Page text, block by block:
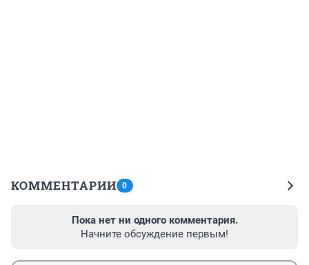
КОММЕНТАРИИ 0
Пока нет ни одного комментария.
Начните обсуждение первым!